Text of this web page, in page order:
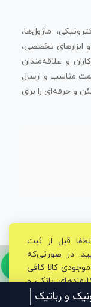
ماژول‌ها،
ابزارهای تخصصی،
و علاقه‌مندان
مناسب و ارسال
و حرفه‌ای را برای
محفوظ می‌باشد.
قبل از ثبت
در صورتی‌که
کالا کافی
بانکی و
شد.